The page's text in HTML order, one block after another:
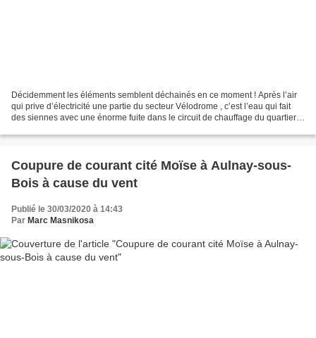
Décidemment les éléments semblent déchainés en ce moment ! Après l’air
qui prive d’électricité une partie du secteur Vélodrome , c’est l’eau qui fait
des siennes avec une énorme fuite dans le circuit de chauffage du quartier
Coupure de courant cité Moïse à Aulnay-sous-
Bois à cause du vent
Publié le 30/03/2020 à 14:43
Par Marc Masnikosa